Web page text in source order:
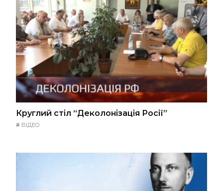
Круглий стіл “Деколонізація Росії”
# ВІДЕО